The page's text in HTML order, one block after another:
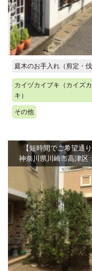
庭木のお手入れ（剪定・伐
カイヅカイブキ（カイズ
キ）
その他
【短時間でご希望通
神奈川県川崎市高津区